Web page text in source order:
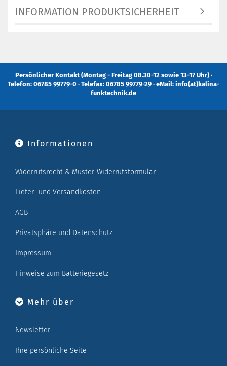
INFORMATION PRODUKTSICHERHEIT
Persönlicher Kontakt (Montag - Freitag 08.30-12 sowie 13-17 Uhr) ·
Telefon: 06785 99779-0 · Telefax: 06785 99779-29 · eMail: info(at)kalina-
funktechnik.de
Informationen
Widerrufsrecht & Muster-Widerrufsformular
Liefer- und Versandkosten
AGB
Privatsphäre und Datenschutz
Impressum
Hinweise zum Batteriegesetz
Mehr über
Newsletter
Ihre persönliche Seite